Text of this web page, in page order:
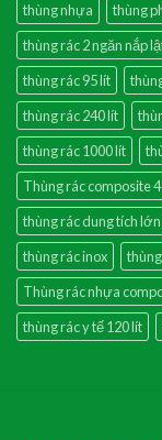
thùng nhựa
thùng
thùng rác 2 ngăn nắp
thùng rác 95 lít
thùng rác 240 lít
thùng rác 1000 lít
Thùng rác composite
thùng rác dung tích lớn
thùng rác inox
Thùng rác nhựa
thùng rác y tế 120 lít